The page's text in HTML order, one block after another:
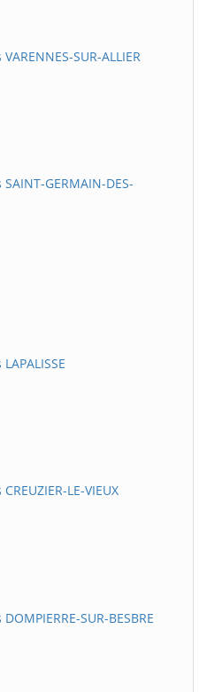
SUR-ALLIER
GERMAIN-DES-
LE-VIEUX
SUR-BESBRE